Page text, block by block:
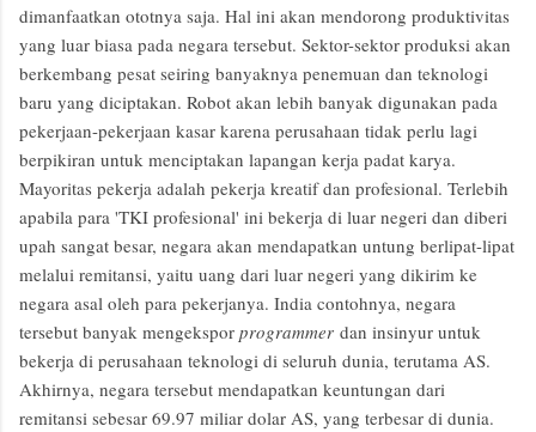
dimanfaatkan ototnya saja. Hal ini akan mendorong produktivitas
yang luar biasa pada negara tersebut. Sektor-sektor produksi akan
berkembang pesat seiring banyaknya penemuan dan teknologi
baru yang diciptakan. Robot akan lebih banyak digunakan pada
pekerjaan-pekerjaan kasar karena perusahaan tidak perlu lagi
berpikiran untuk menciptakan lapangan kerja padat karya.
Mayoritas pekerja adalah pekerja kreatif dan profesional. Terlebih
apabila para 'TKI profesional' ini bekerja di luar negeri dan diberi
upah sangat besar, negara akan mendapatkan untung berlipat-lipat
melalui remitansi, yaitu uang dari luar negeri yang dikirim ke
negara asal oleh para pekerjanya. India contohnya, negara
tersebut banyak mengekspor programmer dan insinyur untuk
bekerja di perusahaan teknologi di seluruh dunia, terutama AS.
Akhirnya, negara tersebut mendapatkan keuntungan dari
remitansi sebesar 69.97 miliar dolar AS, yang terbesar di dunia.